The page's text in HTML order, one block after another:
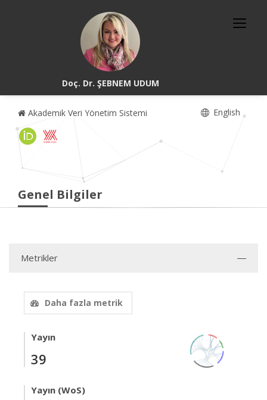
Doç. Dr. ŞEBNEM UDUM
Akademik Veri Yönetim Sistemi English
Genel Bilgiler
Metrikler
Daha fazla metrik
Yayın
39
Yayın (WoS)